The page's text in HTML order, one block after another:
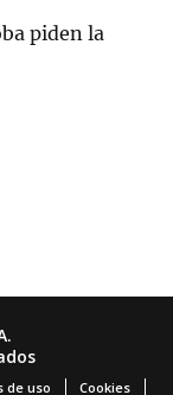
piden la
de uso Cookies